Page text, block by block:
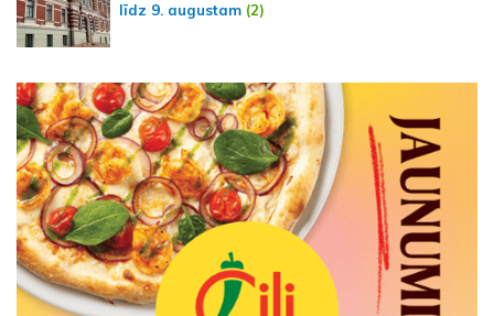
līdz 9. augustam (2)